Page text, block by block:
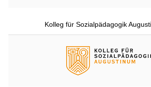
Kolleg für Sozialpädagogik